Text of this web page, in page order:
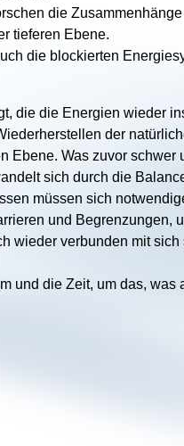
die Zusammenhänge
tieferen Ebene.
die blockierten
die die Energien wieder
der
Ebene. Was zuvor schwer
sich durch die
müssen sich
und Begrenzungen,
wieder verbunden mit
und die Zeit, um das, was